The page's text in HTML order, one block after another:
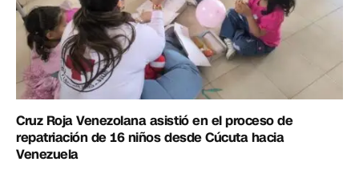
Cruz Roja Venezolana asistió en el proceso de
repatriación de 16 niños desde Cúcuta hacia
Venezuela